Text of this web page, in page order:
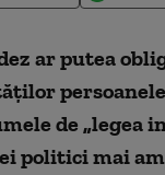
ar putea
de „legea
politici mai